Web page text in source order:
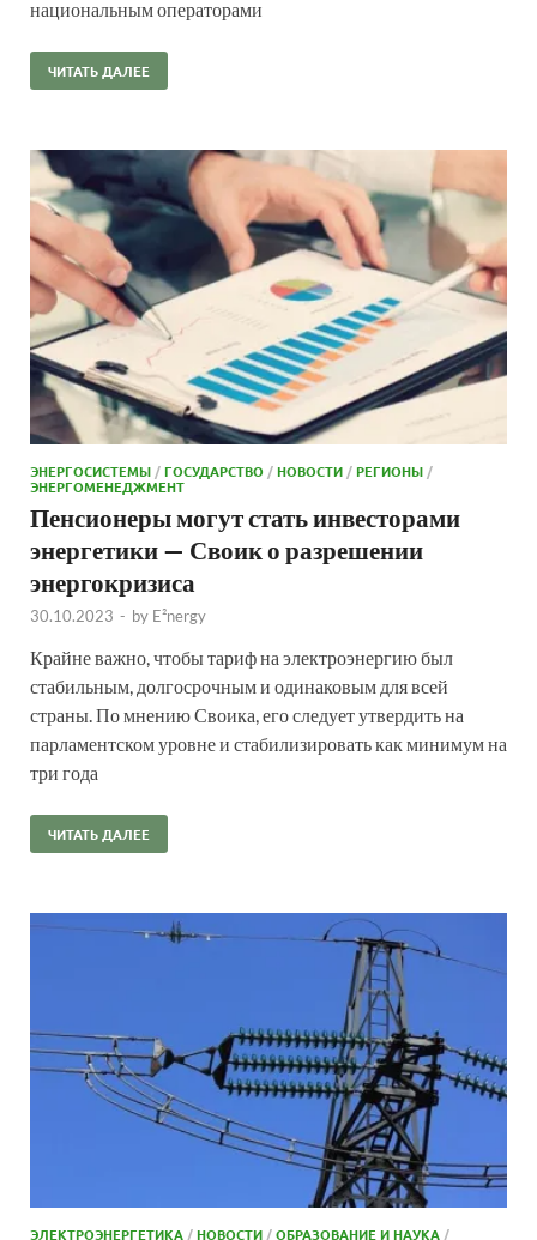
национальным операторами
ЧИТАТЬ ДАЛЕЕ
ЭНЕРГОСИСТЕМЫ /ГОСУДАРСТВО /НОВОСТИ /РЕГИОНЫ /
ЭНЕРГОМЕНЕДЖМЕНТ
Пенсионеры могут стать инвесторами
энергетики — Своик о разрешении
энергокризиса
30.10.2023 - by E²nergy
Крайне важно, чтобы тариф на электроэнергию был
стабильным, долгосрочным и одинаковым для всей
страны. По мнению Своика, его следует утвердить на
парламентском уровне и стабилизировать как минимум на
три года
ЧИТАТЬ ДАЛЕЕ
ЭЛЕКТРОЭНЕРГЕТИКА /НОВОСТИ /ОБРАЗОВАНИЕ И НАУКА /